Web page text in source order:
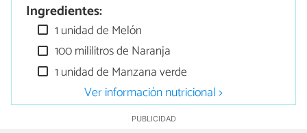
Ingredientes:
1 unidad de Melón
100 mililitros de Naranja
1 unidad de Manzana verde
Ver información nutricional >